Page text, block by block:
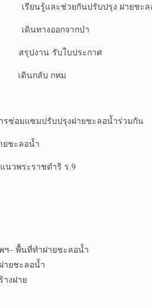
รียนรู้และช่วยกันปรับปรุง ฝายชะล
ดินทางออกจากป่า
รุปงาน รับใบประกาศ
เดินกลับ กทม
รซ่อมแซมปรับปรุงฝายชะลอน้ำร่วมกัน
ยชะลอน้ำ
นวพระราชดำริ ร.9
ฯ– พื้นที่ทำฝายชะลอน้ำ
ายชะลอน้ำ
งฝาย